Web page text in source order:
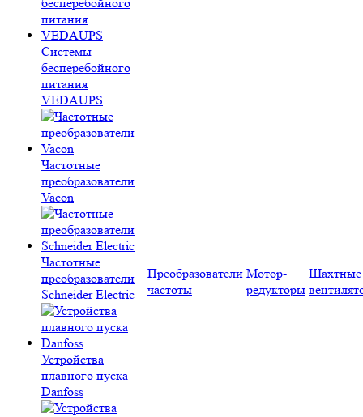
Системы
бесперебойного
питания
VEDAUPS
Частотные
преобразователи
Vacon
Частотные
преобразователи
Schneider Electric
Устройства
плавного пуска
Danfoss
Преобразователи
частоты
Мотор-
редукторы
Шахтные